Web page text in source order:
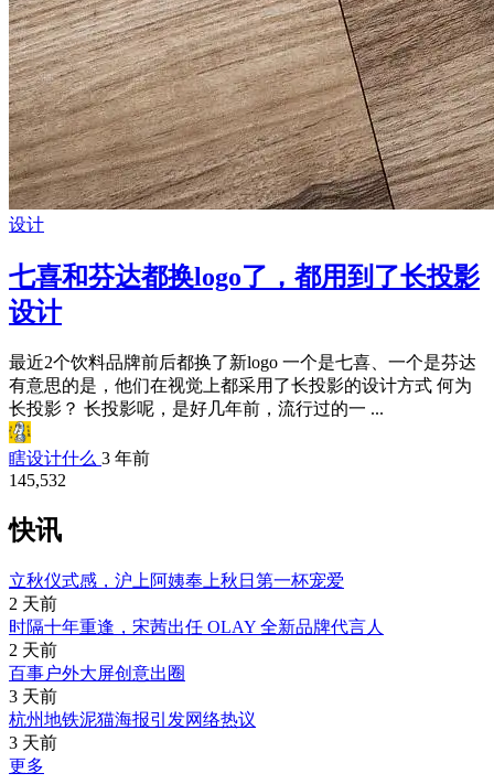
设计
七喜和芬达都换logo了，都用到了长投影
设计
最近2个饮料品牌前后都换了新logo 一个是七喜、一个是芬达
有意思的是，他们在视觉上都采用了长投影的设计方式 何为
长投影？ 长投影呢，是好几年前，流行过的一 ...
瞎设计什么 3 年前
145,532
快讯
立秋仪式感，沪上阿姨奉上秋日第一杯宠爱
2 天前
时隔十年重逢，宋茜出任 OLAY 全新品牌代言人
2 天前
百事户外大屏创意出圈
3 天前
杭州地铁泥猫海报引发网络热议
3 天前
更多